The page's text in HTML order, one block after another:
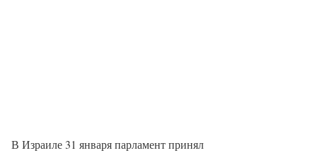
В Израиле 31 января парламент принял